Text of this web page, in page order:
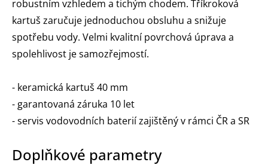
robustním vzhledem a tichým chodem. Tříkroková
kartuš zaručuje jednoduchou obsluhu a snižuje
spotřebu vody. Velmi kvalitní povrchová úprava a
spolehlivost je samozřejmostí.
- keramická kartuš 40 mm
- garantovaná záruka 10 let
- servis vodovodních baterií zajištěný v rámci ČR a SR
Doplňkové parametry